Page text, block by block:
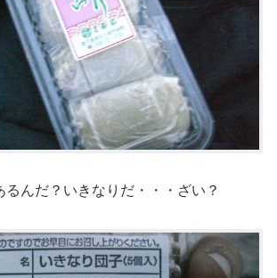
るんだ？いきなりだ・・・ざい？